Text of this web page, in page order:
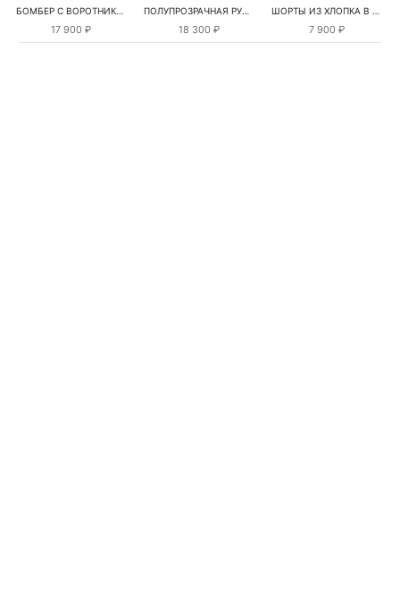
БОМБЕР С ВОРОТНИКОМ-СТОЙКОЙ
17 900 ₽
ПОЛУПРОЗРАЧНАЯ РУБАШКА С РОМАШКАМИ
18 300 ₽
ШОРТЫ ИЗ ХЛОПКА В КЛЕТКУ
7 900 ₽